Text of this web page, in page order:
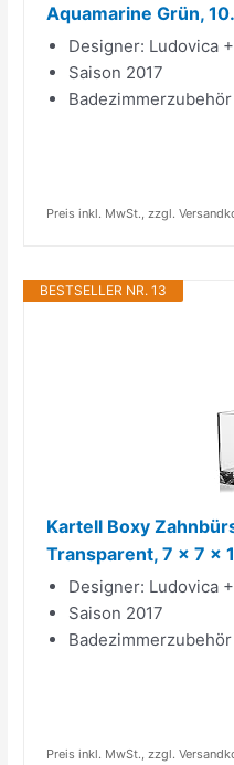
Aquamarine Grün,
Designer: Ludovica
Saison 2017
Badezimmerzubehör
Preis inkl. MwSt., zzgl.
BESTSELLER NR. 13
Kartell Boxy
Transparent, 7 x 7 x
Designer: Ludovica
Saison 2017
Badezimmerzubehör
Preis inkl. MwSt., zzgl.